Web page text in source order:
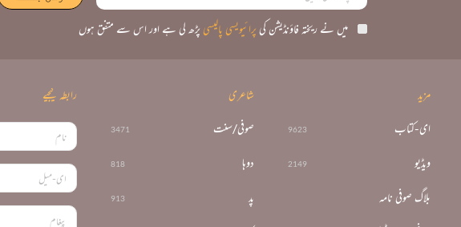
میں نے ریختہ فاؤنڈیشن کی پرائیویسی پالیسی پڑھ لی ہے اور اس سے متفق ہوں
شاعری
صوفی/سنت 3471
دوہا 818
پد 913
مزید
ای-کتاب 9623
ویڈیو 2149
بلاگ صوفی نامہ
رابطہ کیجیے